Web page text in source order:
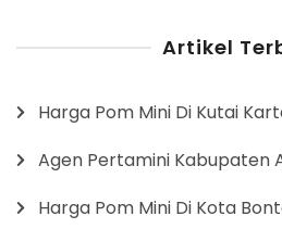
Artikel
Harga Pom Mini Di Kutai
Agen Pertamini Kabupaten
Harga Pom Mini Di Kota